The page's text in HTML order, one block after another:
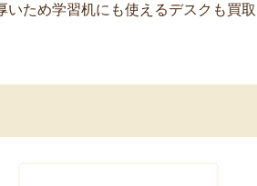
ため学習机にも使えるデスクも買取